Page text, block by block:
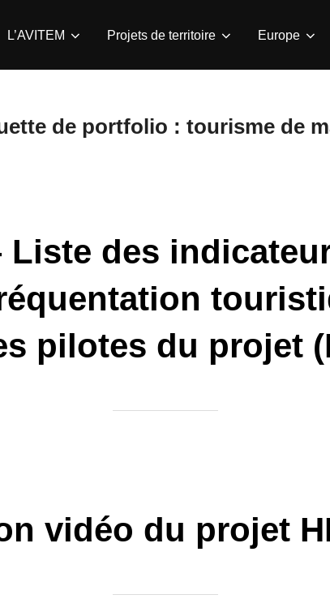
L’AVITEM Projets de territoire Europe
de portfolio : tourisme de
Liste des
pilotes du projet
vidéo du projet